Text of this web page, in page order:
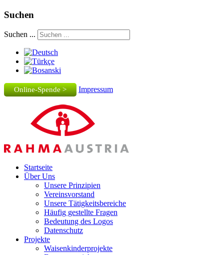
Suchen
Suchen ...
Online-Spende > Impressum
Startseite
Über Uns
Unsere Prinzipien
Vereinsvorstand
Unsere Tätigkeitsbereiche
Häufig gestellte Fragen
Bedeutung des Logos
Datenschutz
Projekte
Waisenkinderprojekte